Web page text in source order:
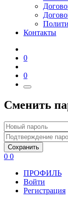
Контакты
0
0
Сменить
Сохранить
0 0
ПРОФИЛЬ
Войти
Регистрация